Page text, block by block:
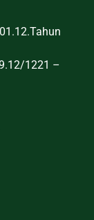
1221 –